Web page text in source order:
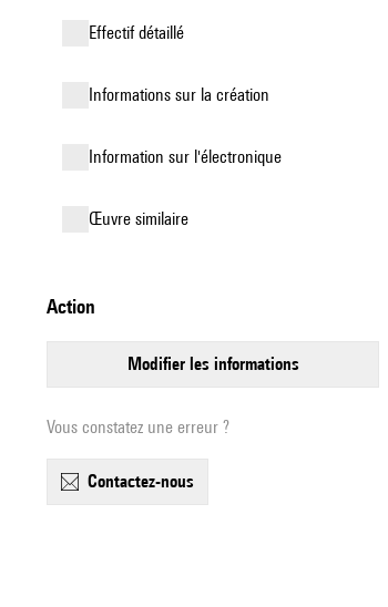
effectif détaillé
informations sur la création
Information sur l'électronique
œuvre similaire
action
modifier les informations
Vous constatez une erreur ?
contactez-nous